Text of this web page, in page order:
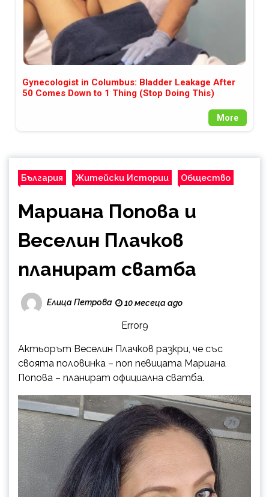
Gynecologist in Columbus: Bladder Leakage After
50 Comes Down to 1 Thing (Stop Doing This)
More
България Житейски Истории Общество
Мариана Попова и
Веселин Плачков
планират сватба
Елица Петрова 10 месеца ago
Error9
Актьорът Веселин Плачков разкри, че със
своята половинка – поп певицата Мариана
Попова – планират официална сватба.